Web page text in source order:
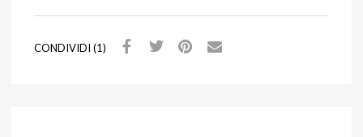
CONDIVIDI (1)